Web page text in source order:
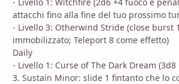
attacchi fino alla fine del tuo prossimo
- Livello 3: Otherwind Stride (close burst
immobilizzato; Teleport 8 come effetto)
Daily
- Livello 1: Curse of The Dark Dream
3. Sustain Minor: slide 1 fintanto che lo